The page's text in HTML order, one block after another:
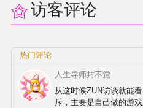
访客评论
热门评论
人生导师封不觉
从这时候ZUN访谈就能
斥，主要是自己做的游